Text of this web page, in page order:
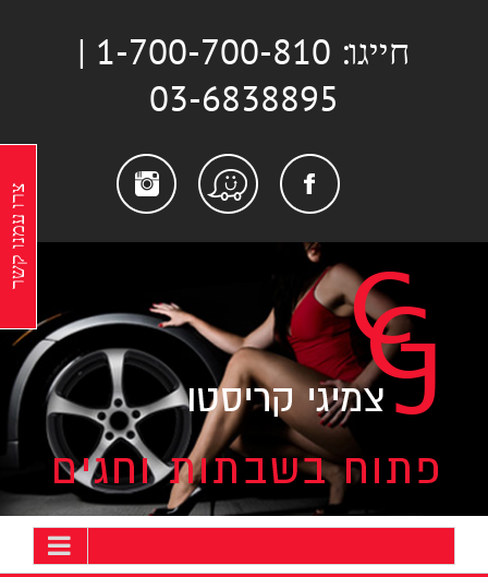
חייגו: 1-700-700-810 |
03-6838895
Facebook
Waze
צרו עמנו קשר